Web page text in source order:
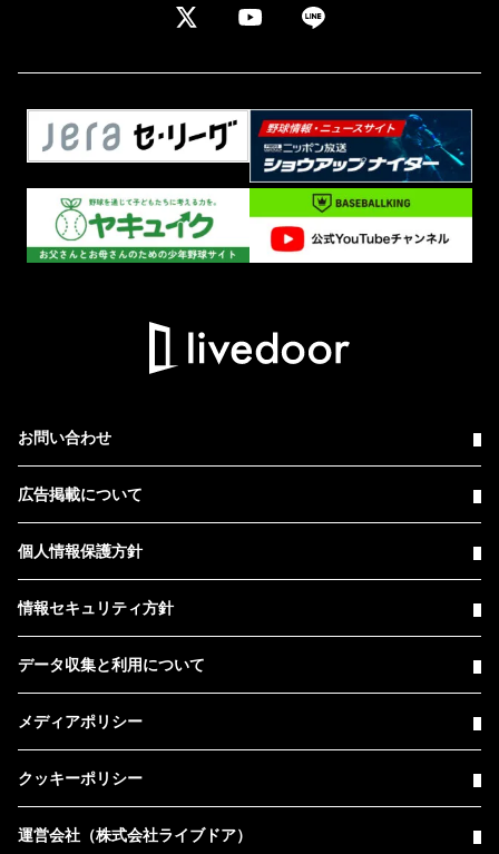
お問い合わせ
広告掲載について
個人情報保護方針
情報セキュリティ方針
データ収集と利用について
メディアポリシー
クッキーポリシー
運営会社（株式会社ライブドア）